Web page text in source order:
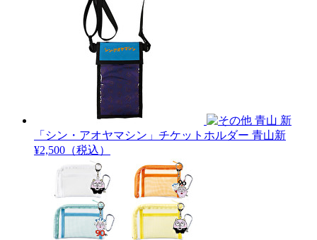
青山 新
「シン・アオヤマシン」チケットホルダー 青山新
¥2,500（税込）